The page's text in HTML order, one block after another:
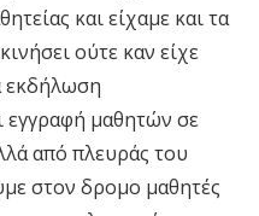
και είχαμε και τα
ούτε καν είχε
εκδήλωση
εγγραφή μαθητών σε
από πλευράς του
στον δρομο μαθητές